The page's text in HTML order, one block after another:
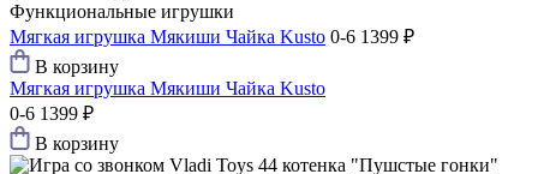
Функциональные игрушки
Мягкая игрушка Мякиши Чайка Kusto 0-6 1399 ₽
В корзину
Мягкая игрушка Мякиши Чайка Kusto
0-6 1399 ₽
В корзину